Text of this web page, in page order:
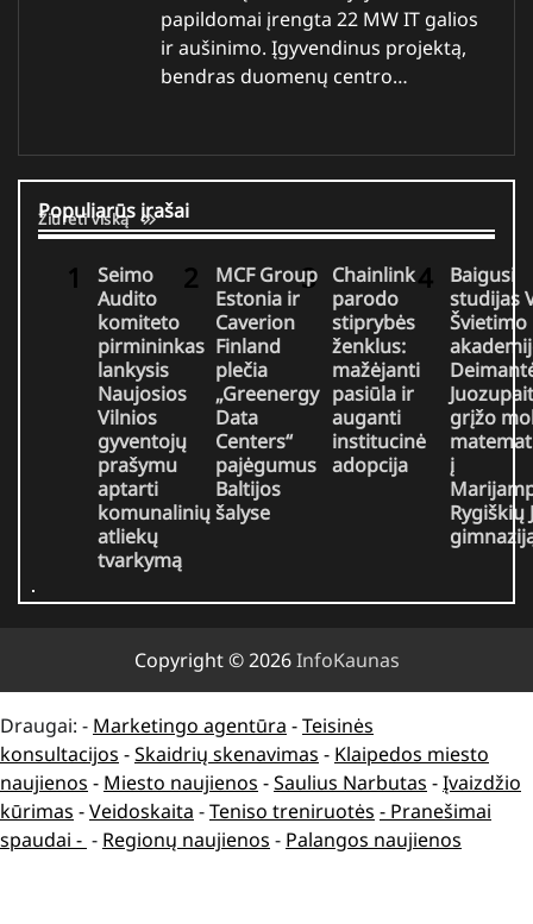
papildomai įrengta 22 MW IT galios
ir aušinimo. Įgyvendinus projektą,
bendras duomenų centro…
Populiarūs įrašai
Žiūrėti viską
Seimo
Audito
komiteto
pirmininkas
lankysis
Naujosios
Vilnios
gyventojų
prašymu
aptarti
komunalinių
atliekų
tvarkymą
MCF Group
Estonia ir
Caverion
Finland
plečia
„Greenergy
Data
Centers“
pajėgumus
Baltijos
šalyse
Chainlink
parodo
stiprybės
ženklus:
mažėjanti
pasiūla ir
auganti
institucinė
adopcija
Baigusi
studijas
Švietimo
grįžo
į
Rygiškių
Copyright © 2026InfoKaunas
Draugai: - Marketingo agentūra -Teisinės
konsultacijos -Skaidrių skenavimas - Klaipedos miesto
naujienos - Miesto naujienos -Saulius Narbutas -Įvaizdžio
kūrimas -Veidoskaita -Teniso treniruotės - Pranešimai
spaudai - - Regionų naujienos - Palangos naujienos